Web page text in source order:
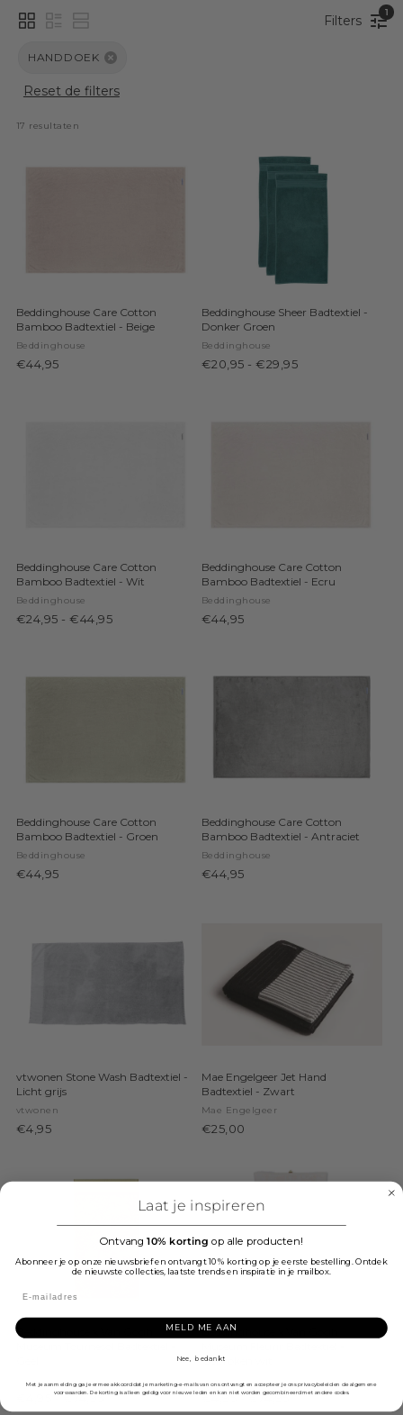
Filters
1
HANDDOEK
Reset de filters
17 resultaten
Beddinghouse Care Cotton
Bamboo Badtextiel - Beige
Beddinghouse
€44,95
Beddinghouse Sheer Badtextiel -
Donker Groen
Beddinghouse
€20,95 - €29,95
Beddinghouse Care Cotton
Bamboo Badtextiel - Wit
Beddinghouse
€24,95 - €44,95
Beddinghouse Care Cotton
Bamboo Badtextiel - Ecru
Beddinghouse
€44,95
Beddinghouse Care Cotton
Bamboo Badtextiel - Groen
Beddinghouse
€44,95
Beddinghouse Care Cotton
Bamboo Badtextiel - Antraciet
Beddinghouse
€44,95
vtwonen Stone Wash Badtextiel -
Licht grijs
vtwonen
€4,95
Mae Engelgeer Jet Hand
Badtextiel - Zwart
Mae Engelgeer
€25,00
Beddinghouse x Van Gogh
-€74,95
Beddinghouse x Van Gogh
Gebroken wit
€4,95-€74,95
Laat je inspireren
Ontvang10% korting op alle producten!
Abonneer je op onze nieuwsbrief en ontvangt 10% korting op je eerste bestelling. Ontdek
de nieuwste collecties, laatste trends en inspiratie in je mailbox.
MELD ME AAN
Nee, bedankt
Met je aanmelding ga je ermee akkoord dat je marketing-e-mails van ons ontvangt en accepteer je ons privacybeleid en de algemene
voorwaarden. De korting is alleen geldig voor nieuwe leden en kan niet worden gecombineerd met andere codes.